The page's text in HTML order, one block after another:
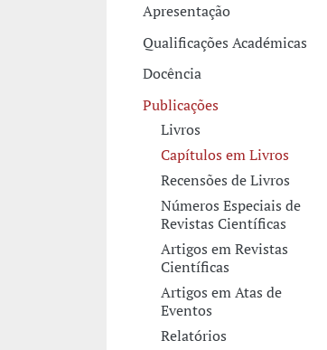
Apresentação
Qualificações Académicas
Docência
Publicações
Livros
Capítulos em Livros
Recensões de Livros
Números Especiais de
Revistas Científicas
Artigos em Revistas
Científicas
Artigos em Atas de
Eventos
Relatórios